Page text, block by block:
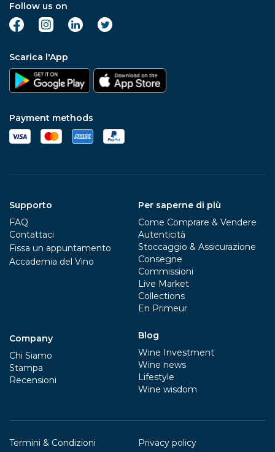
Follow us on
Scarica l'App
Payment methods
Supporto
FAQ
Contattaci
Fissa un appuntamento
Accademia del Vino
Company
Chi Siamo
Stampa
Recensioni
Per saperne di più
Come Comprare & Vendere
Autenticità
Stoccaggio & Assicurazione
Consegne
Commissioni
Live Market
Collections
En Primeur
Blog
Wine Investment
Wine news
Lifestyle
Wine wisdom
Termini & Condizioni Privacy policy